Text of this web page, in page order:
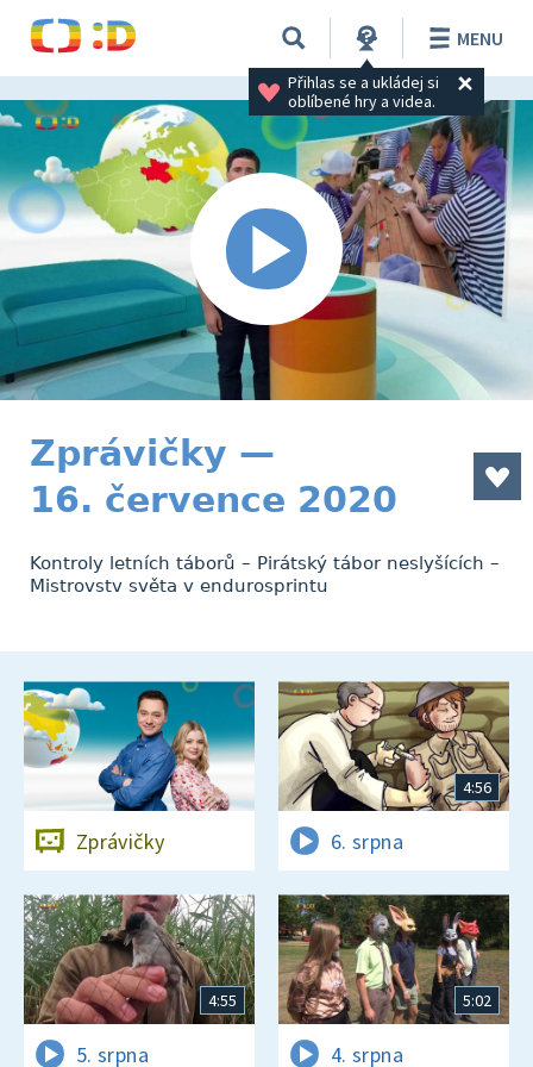
Přihlas se a ukládej si
oblíbené hry a videa.
MENU
Zprávičky —
16. července 2020
Kontroly letních táborů – Pirátský tábor neslyšících –
Mistrovstv světa v endurosprintu
Zprávičky
4:56
6. srpna
4:55
5. srpna
5:02
4. srpna